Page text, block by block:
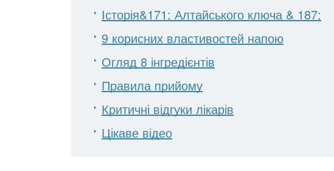
Історія&171; Алтайського ключа & 187;
9 корисних властивостей напою
Огляд 8 інгредієнтів
Правила прийому
Критичні відгуки лікарів
Цікаве відео